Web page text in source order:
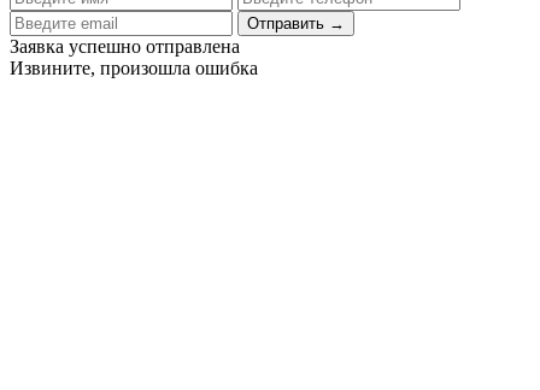
Отправить →
Заявка успешно отправлена
Извините, произошла ошибка